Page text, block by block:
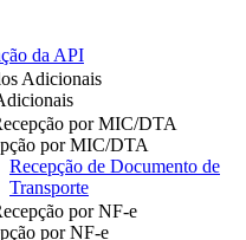
da API
Adicionais
por MIC/DTA
por MIC/DTA
Recepção de Documento de
Transporte
por NF-e
por NF-e